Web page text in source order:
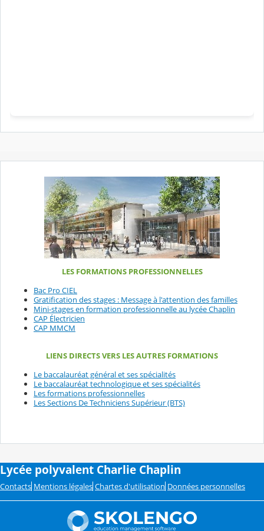
LES FORMATIONS PROFESSIONNELLES
Bac Pro CIEL
Gratification des stages : Message à l'attention des familles
Mini-stages en formation professionnelle au lycée Chaplin
CAP Électricien
CAP MMCM
LIENS DIRECTS VERS LES AUTRES FORMATIONS
Le baccalauréat général et ses spécialités
Le baccalauréat technologique et ses spécialités
Les formations professionnelles
Les Sections De Techniciens Supérieur (BTS)
Lycée polyvalent Charlie Chaplin
Contacts Mentions légales Chartes d'utilisation Données personnelles